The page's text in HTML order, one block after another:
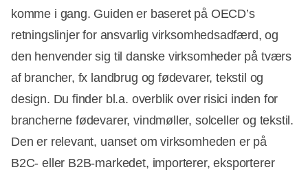
komme i gang. Guiden er baseret på OECD’s
retningslinjer for ansvarlig virksomhedsadfærd, og
den henvender sig til danske virksomheder på tværs
af brancher, fx landbrug og fødevarer, tekstil og
design. Du finder bl.a. overblik over risici inden for
brancherne fødevarer, vindmøller, solceller og tekstil.
Den er relevant, uanset om virksomheden er på
B2C- eller B2B-markedet, importerer, eksporterer